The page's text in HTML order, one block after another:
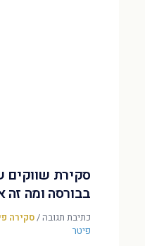
סקירת שווקים
בבורסה ומה
כתיבת תגובה/סקירה
פיטר